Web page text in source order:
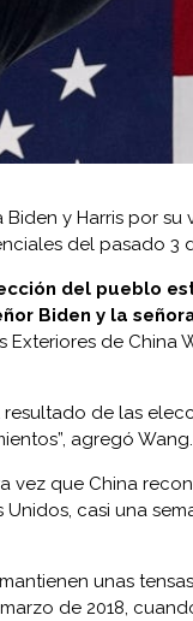
Biden y Harris por
del pasado 3
del pueblo
Biden y la
Exteriores de
resultado de las
agregó Wang.
vez que China
Unidos , casi una
unas
de 2018,